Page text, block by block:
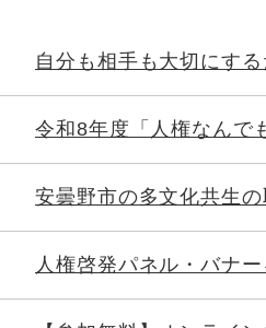
自分も相手も大切にす
令和8年度「人権なんで
安曇野市の多文化共生
人権啓発パネル・バナー